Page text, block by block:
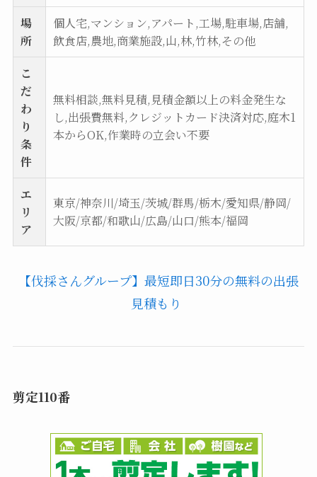
場
所
個人宅,マンション,アパート,工場,駐車場,店舗,
飲食店,農地,商業施設,山,林,竹林,その他
こ
だ
わ
り
条
件
無料相談,無料見積,見積金額以上の料金発生な
し,出張費無料,クレジットカード決済対応,庭木1
本からOK,作業時の立会い不要
エ
リ
ア
東京/神奈川/埼玉/茨城/群馬/栃木/愛知県/静岡/
大阪/京都/和歌山/広島/山口/熊本/福岡
【伐採さんグループ】最短即日30分の無料の出張
見積もり
剪定110番